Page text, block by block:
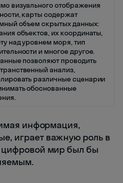
визуального отображения
карты содержат
объем скрытых данных:
объектов, их координаты,
над уровнем моря, тип
и многое другое.
позволяют проводить
анализ,
различные сценарии
обоснованные
информация,
играет важную роль в
мир был бы